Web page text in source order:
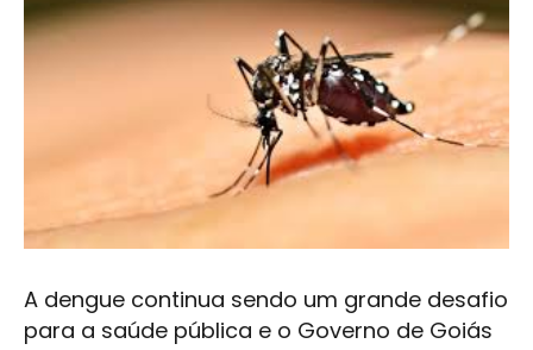
A dengue continua sendo um grande desafio
para a saúde pública e o Governo de Goiás